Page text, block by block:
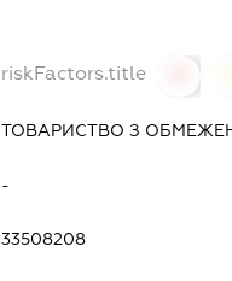
riskFactors.title
ТОВАРИСТВО З
-
33508208